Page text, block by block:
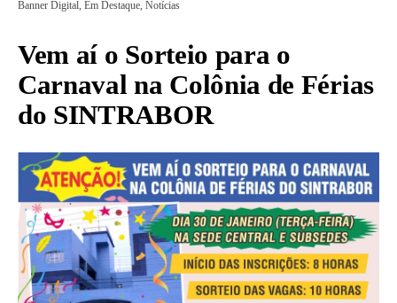
Banner Digital, Em Destaque, Notícias
Vem aí o Sorteio para o
Carnaval na Colônia de Férias
do SINTRABOR